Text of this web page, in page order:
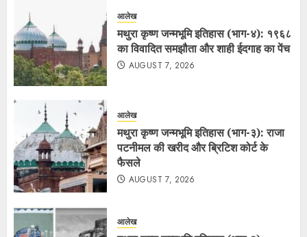
आलेख
मथुरा कृष्ण जन्मभूमि इतिहास (भाग-४): १९६८
का विवादित समझौता और शाही ईदगाह का पेंच
AUGUST 7, 2026
आलेख
मथुरा कृष्ण जन्मभूमि इतिहास (भाग-३): राजा
पटनीमल की खरीद और ब्रिटिश कोर्ट के
फैसले
AUGUST 7, 2026
आलेख